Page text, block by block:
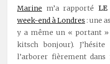
Marine m’a rapporté LE
week-end à Londres : une
y a même un « portant
kitsch bonjour).
l’arborer fièrement